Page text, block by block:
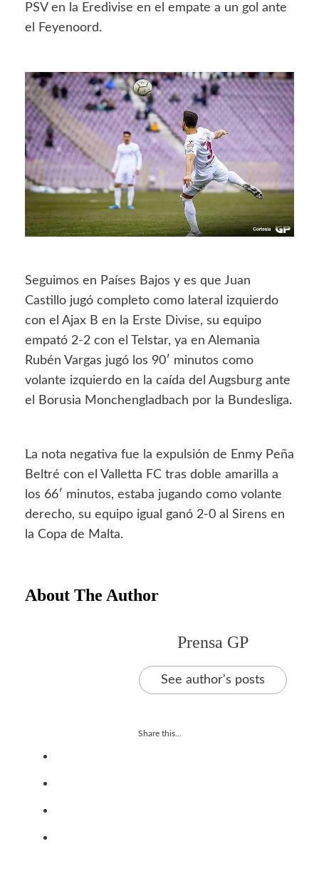
PSV en la Eredivise en el empate a un gol ante
el Feyenoord.
Seguimos en Países Bajos y es que Juan
Castillo jugó completo como lateral izquierdo
con el Ajax B en la Erste Divise, su equipo
empató 2-2 con el Telstar, ya en Alemania
Rubén Vargas jugó los 90′ minutos como
volante izquierdo en la caída del Augsburg ante
el Borusia Monchengladbach por la Bundesliga.
La nota negativa fue la expulsión de Enmy Peña
Beltré con el Valletta FC tras doble amarilla a
los 66′ minutos, estaba jugando como volante
derecho, su equipo igual ganó 2-0 al Sirens en
la Copa de Malta.
About The Author
Prensa GP
See author's posts
Share this...